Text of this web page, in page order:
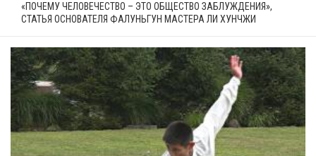
«ПОЧЕМУ ЧЕЛОВЕЧЕСТВО – ЭТО ОБЩЕСТВО ЗАБЛУЖДЕНИЯ»,
СТАТЬЯ ОСНОВАТЕЛЯ ФАЛУНЬГУН МАСТЕРА ЛИ ХУНЧЖИ